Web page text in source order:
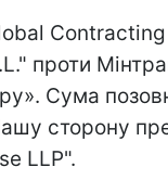
Contracting
проти
Сума
сторону
LLP".